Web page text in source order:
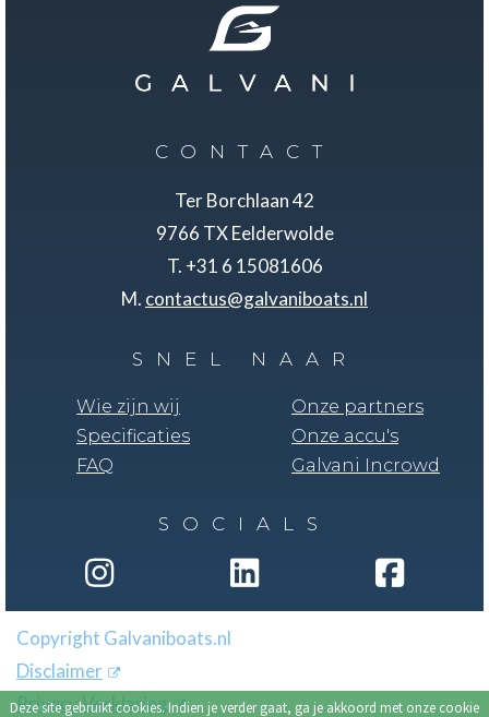
CONTACT
Ter Borchlaan 42
9766 TX Eelderwolde
T. +31 6 15081606
M. contactus@galvaniboats.nl
SNEL NAAR
Wie zijn wij
Specificaties
FAQ
Onze partners
Onze accu's
Galvani Incrowd
SOCIALS
Copyright Galvaniboats.nl
Disclaimer
Privacy Verklaring
Deze site gebruikt cookies. Indien je verder gaat, ga je akkoord met onze cookie